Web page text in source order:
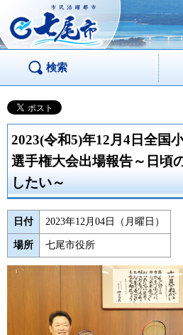
市民活躍都市 七尾
市
検索
2023(令和5)年12月4日全国
選手権大会出場報告～日頃
したい～
日付 2023年12月04日（月曜日）
場所 七尾市役所